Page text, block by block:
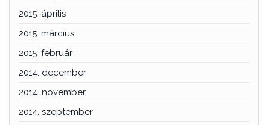
2015. április
2015. március
2015. február
2014. december
2014. november
2014. szeptember